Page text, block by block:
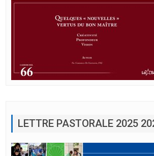
lasalliens.
LETTRE PASTORALE 2025